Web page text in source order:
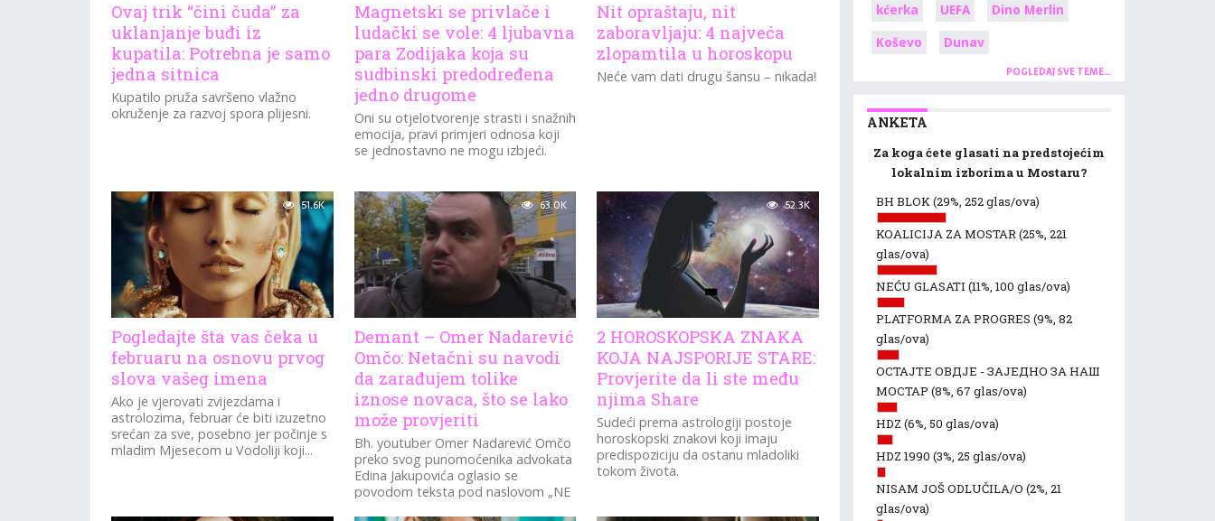
Ovaj trik “čini čuda” za
uklanjanje buđi iz
kupatila: Potrebna je samo
jedna sitnica
Kupatilo pruža savršeno vlažno
okruženje za razvoj spora plijesni.
Magnetski se privlače i
ludački se vole: 4 ljubavna
para Zodijaka koja su
sudbinski predodređena
jedno drugome
Oni su otjelotvorenje strasti i snažnih
emocija, pravi primjeri odnosa koji
se jednostavno ne mogu izbjeći.
Nit opraštaju, nit
zaboravljaju: 4 najveća
zlopamtila u horoskopu
Neće vam dati drugu šansu – nikada!
51.6K
Pogledajte šta vas čeka u
februaru na osnovu prvog
slova vašeg imena
Ako je vjerovati zvijezdama i
astrolozima, februar će biti izuzetno
srećan za sve, posebno jer počinje s
mladim Mjesecom u Vodoliji koji...
63.0K
Demant – Omer Nadarević
Omčo: Netačni su navodi
da zarađujem tolike
iznose novaca, što se lako
može provjeriti
Bh. youtuber Omer Nadarević Omčo
preko svog punomoćenika advokata
Edina Jakupovića oglasio se
povodom teksta pod naslovom „NE
52.3K
2 HOROSKOPSKA ZNAKA
KOJA NAJSPORIJE STARE:
Provjerite da li ste među
njima Share
Sudeći prema astrologiji postoje
horoskopski znakovi koji imaju
predispoziciju da ostanu mladoliki
tokom života.
kćerka
UEFA
Dino Merlin
Koševo
Dunav
POGLEDAJ SVE TEME…
ANKETA
Za koga ćete glasati na predstojećim
lokalnim izborima u Mostaru?
BH BLOK(29%, 252 glas/ova)
KOALICIJA ZA MOSTAR(25%, 221
glas/ova)
NEĆU GLASATI (11%, 100 glas/ova)
PLATFORMA ZA PROGRES (9%, 82
glas/ova)
ОСТАЈТЕ ОВДЈЕ - ЗАЈЕДНО ЗА НАШ
МОСТАР (8%, 67 glas/ova)
HDZ (6%, 50 glas/ova)
HDZ 1990 (3%, 25 glas/ova)
NISAM JOŠ ODLUČILA/O (2%, 21
glas/ova)